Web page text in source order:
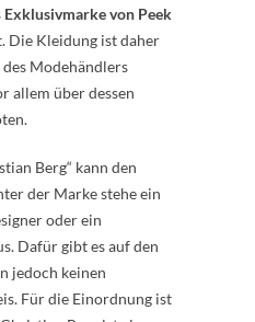
Exklusivmarke von Peek
Die Kleidung ist daher
Modehändlers
allem über dessen
Berg“ kann den
der Marke stehe ein
oder ein
Dafür gibt es auf den
jedoch keinen
Für die Einordnung ist